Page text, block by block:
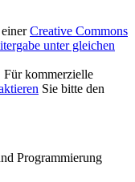
Creative Commons
unter gleichen
Für kommerzielle
Sie bitte den
Programmierung